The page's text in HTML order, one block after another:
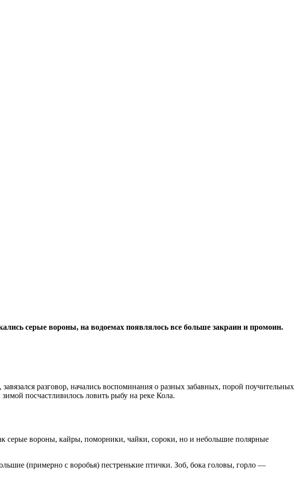
серые вороны, на водоемах появлялось все больше закраин и промоин.
разговор, начались воспоминания о разных забавных, порой поучительных
посчастливилось ловить рыбу на реке Кола.
серые вороны, кайры, поморники, чайки, сороки, но и небольшие полярные
(примерно с воробья) ­пестренькие птички. Зоб, бока головы, горло —